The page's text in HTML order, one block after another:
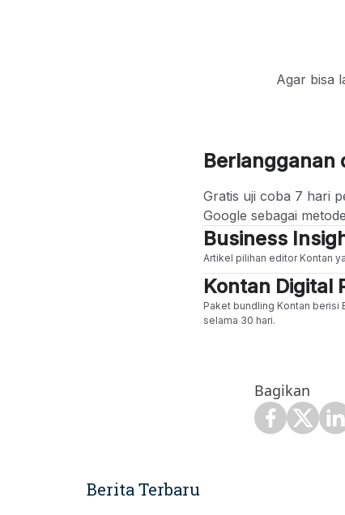
Agar bisa
Berlangganan
Gratis uji coba 7 hari
Google sebagai
Business
Artikel pilihan editor Kontan
Kontan Digital
Paket bundling Kontan
selama 30 hari.
Bagikan
Berita Terbaru